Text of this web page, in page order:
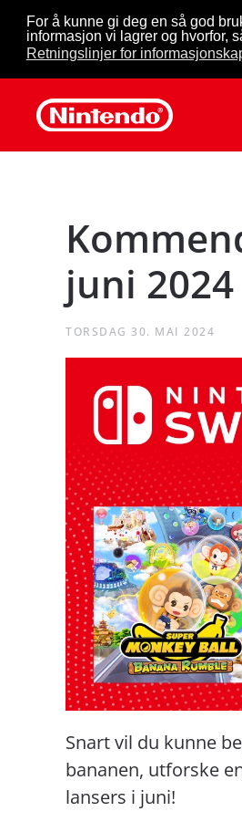
For å kunne gi deg en så god
informasjon vi lagrer og hvorfor,
Retningslinjer for
Skip to main content
juni 2024
TORSDAG 30. MAI 2024
Snart vil du kunne
bananen, utforske
lansers i juni!